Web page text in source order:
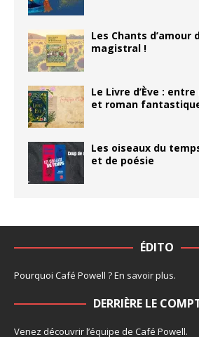
Les Chants d’amour
magistral !
Le Livre d’Ève :
et roman
Les oiseaux du
et de poésie
ÉDITO
Pourquoi Café Powell ?En savoir plus.
DERRIÈRE LE
Venez découvrir l’équipe de Café Powell.